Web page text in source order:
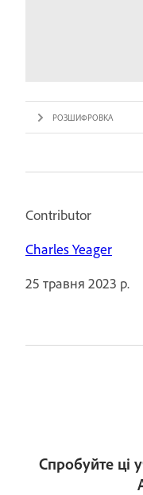
РОЗШИФРОВКА
Contributor
Charles Yeager
25 травня 2023 р.
Спробуйте ці